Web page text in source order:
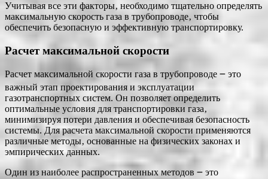
Учитывая все эти факторы‚ необходимо тщательно определять
максимальную скорость газа в трубопроводе‚ чтобы
обеспечить безопасную и эффективную транспортировку.
Расчет максимальной скорости
Расчет максимальной скорости газа в трубопроводе ౼ это
важный этап проектирования и эксплуатации
газотранспортных систем. Он позволяет определить
оптимальные условия для транспортировки газа‚
минимизируя потери давления и обеспечивая безопасность
системы. Для расчета максимальной скорости применяются
различные методы‚ основанные на физических законах и
эмпирических данных.
Один из наиболее распространенных методов ౼ это